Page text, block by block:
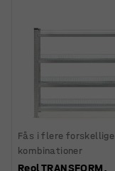
Fås i flere forskellige
kombinationer
Reol TRANSFORM,